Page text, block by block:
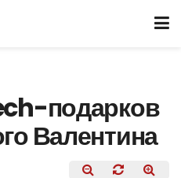
подарков
Валентина